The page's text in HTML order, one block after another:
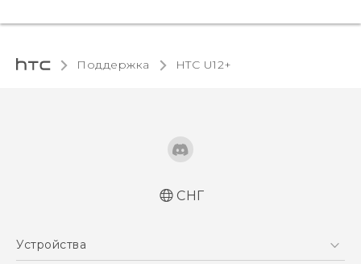
Поддержка HTC U12+‎
Русский - Руководство по безопасности и
СНГ
Устройства